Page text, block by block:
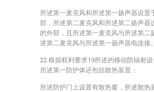
所述第一麦克风和所述第一扬声器设置
部，所述第二麦克风和所述第二扬声器
的外部，且所述第一麦克风与所述第二
述第二麦克风与所述第一扬声器电连接。
22.根据权利要求19所述的移动防辐射设
所述第一防护体还包括散热装置；
所述防护门上设置有散热窗，所述散热